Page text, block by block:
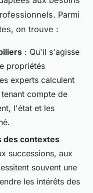
Parmi
on trouve :
: Qu'il s'agisse
propriétés
experts calculent
compte de
l'état et les
des contextes
successions, aux
souvent une
les intérêts des